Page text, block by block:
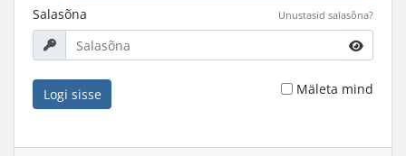
Salasõna Unustasid salasõna?
Logi sisse Mäleta mind